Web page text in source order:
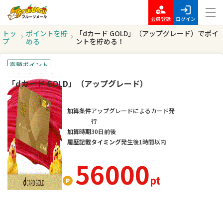
会員登録 ログイン
トッ
プ
ポイントを貯
める
「dカード GOLD」（アップグレード）でポイ
ントを貯める！
高額ポイント
「dカード GOLD」（アップグレード）
56000pt
加算条件アップグレードによるカード発
行
加算時期30日前後
履歴記載タイミング発生後1時間以内